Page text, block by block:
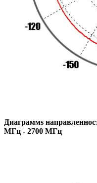
Диаграммs
МГц - 2700 МГц